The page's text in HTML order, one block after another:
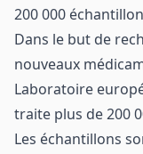
200 000
Dans le but de
nouveaux
Laboratoire
traite plus de 200
Les échantillons